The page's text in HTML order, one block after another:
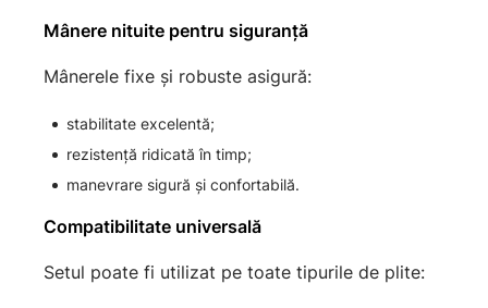
Mânere nituite pentru siguranță
Mânerele fixe și robuste asigură:
stabilitate excelentă;
rezistență ridicată în timp;
manevrare sigură și confortabilă.
Compatibilitate universală
Setul poate fi utilizat pe toate tipurile de plite: